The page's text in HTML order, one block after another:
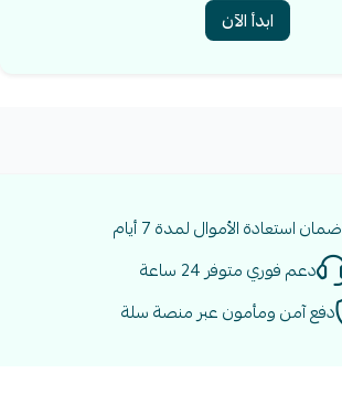
ابدأ الآن
ضمان استعادة الأموال لمدة 7 أيام
دعم فوري متوفر 24 ساعة
دفع آمن ومأمون عبر منصة سلة